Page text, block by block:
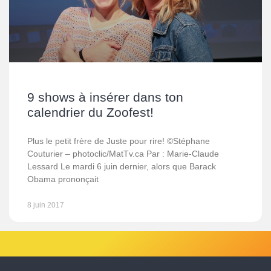
9 shows à insérer dans ton
calendrier du Zoofest!
Plus le petit frère de Juste pour rire! ©Stéphane
Couturier – photoclic/MatTv.ca Par : Marie-Claude
Lessard Le mardi 6 juin dernier, alors que Barack
Obama prononçait
8 juin 2017